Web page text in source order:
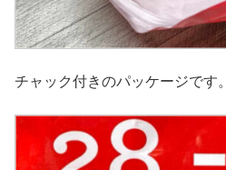
チャック付きのパッケージです。